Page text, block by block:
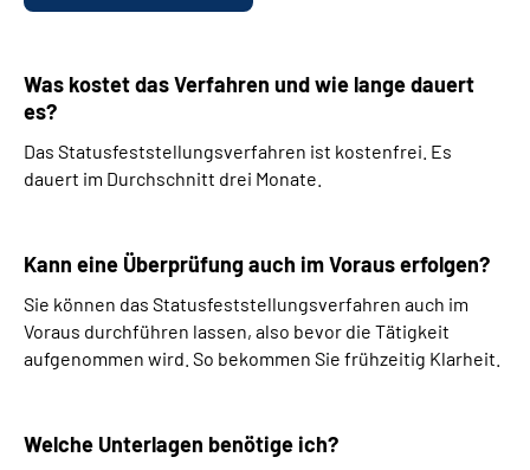
Was kostet das Verfahren und wie lange dauert
es?
Das Statusfeststellungsverfahren ist kostenfrei. Es
dauert im Durchschnitt drei Monate.
Kann eine Überprüfung auch im Voraus erfolgen?
Sie können das Statusfeststellungsverfahren auch im
Voraus durchführen lassen, also bevor die Tätigkeit
aufgenommen wird. So bekommen Sie frühzeitig Klarheit.
Welche Unterlagen benötige ich?